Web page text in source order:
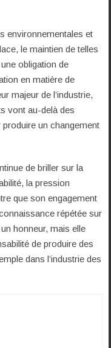
environnementales et
le maintien de telles
obligation de
en matière de
majeur de l’industrie,
vont au-delà des
un changement
de briller sur la
la pression
que son engagement
répétée sur
honneur, mais elle
de produire des
dans l’industrie des